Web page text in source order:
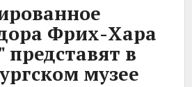
Фрих-Хара
в
музее